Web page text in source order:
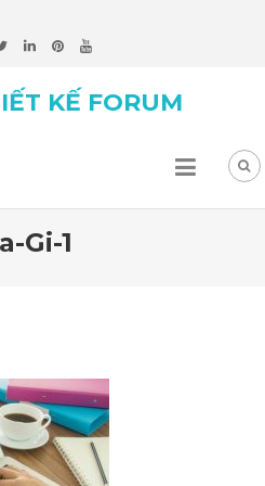
KẾ FORUM
Gi-1